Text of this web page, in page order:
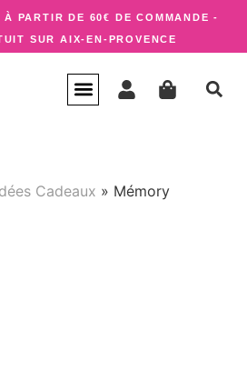
PARTIR DE 60€ DE COMMANDE -
SUR AIX-EN-PROVENCE
Cadeaux » Mémory